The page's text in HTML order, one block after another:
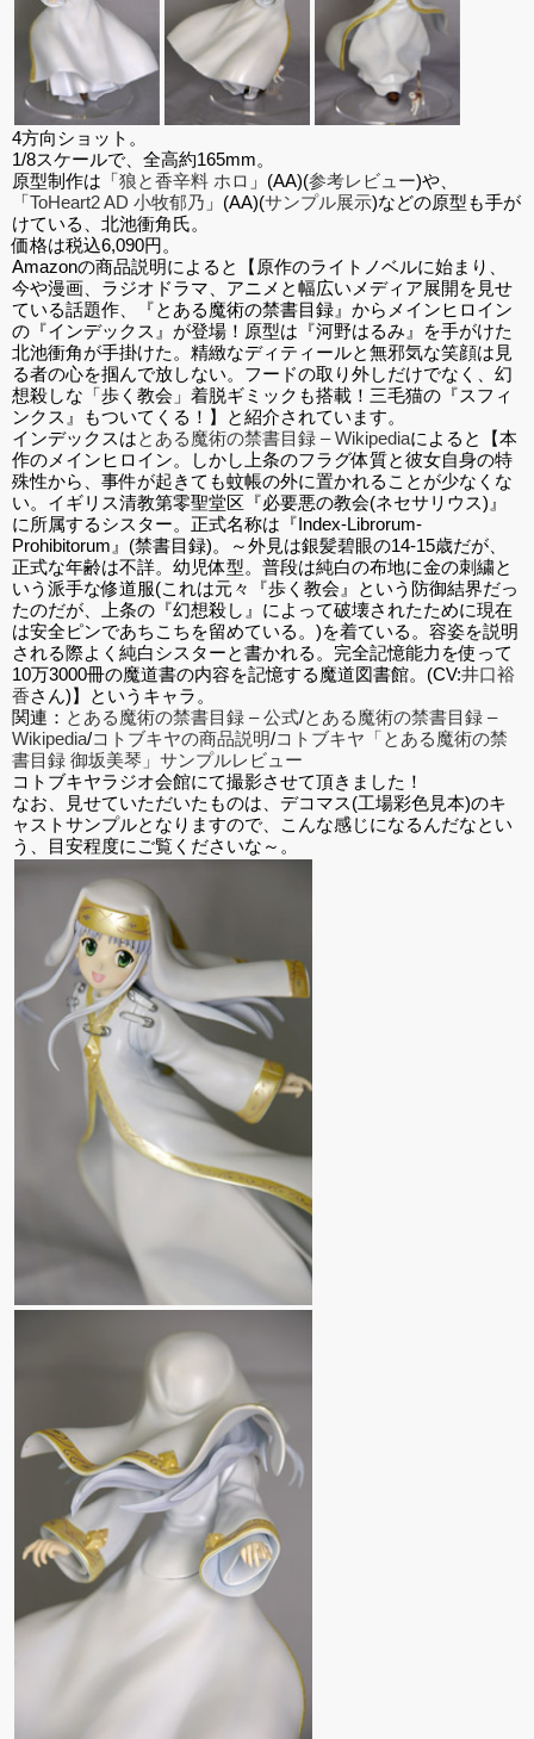
4方向ショット。
1/8スケールで、全高約165mm。
原型制作は「狼と香辛料 ホロ 」(AA)(参考レビュー)や、
「ToHeart2 AD 小牧郁乃 」(AA)(サンプル展示)などの原型も手が
けている、北池衝角氏。
価格は税込6,090円。
Amazonの商品説明によると【原作のライトノベルに始まり、
今や漫画、ラジオドラマ、アニメと幅広いメディア展開を見せ
ている話題作、『とある魔術の禁書目録』からメインヒロイン
の『インデックス』が登場！原型は『河野はるみ』を手がけた
北池衝角が手掛けた。精緻なディティールと無邪気な笑顔は見
る者の心を掴んで放しない。フードの取り外しだけでなく、幻
想殺しな「歩く教会」着脱ギミックも搭載！三毛猫の『スフィ
ンクス』もついてくる！】と紹介されています。
インデックスはとある魔術の禁書目録 – Wikipediaによると【本
作のメインヒロイン。しかし上条のフラグ体質と彼女自身の特
殊性から、事件が起きても蚊帳の外に置かれることが少なくな
い。イギリス清教第零聖堂区『必要悪の教会(ネセサリウス)』
に所属するシスター。正式名称は『Index-Librorum-
Prohibitorum』(禁書目録)。～外見は銀髪碧眼の14-15歳だが、
正式な年齢は不詳。幼児体型。普段は純白の布地に金の刺繍と
いう派手な修道服(これは元々『歩く教会』という防御結界だっ
たのだが、上条の『幻想殺し』によって破壊されたために現在
は安全ピンであちこちを留めている。)を着ている。容姿を説明
される際よく純白シスターと書かれる。完全記憶能力を使って
10万3000冊の魔道書の内容を記憶する魔道図書館。(CV:井口裕
香さん)】というキャラ。
関連： とある魔術の禁書目録 – 公式/とある魔術の禁書目録 –
Wikipedia/コトブキヤの商品説明/コトブキヤ「とある魔術の禁
書目録 御坂美琴」サンプルレビュー
コトブキヤラジオ会館にて撮影させて頂きました！
なお、見せていただいたものは、デコマス(工場彩色見本)のキ
ャストサンプルとなりますので、こんな感じになるんだなとい
う、目安程度にご覧くださいな～。